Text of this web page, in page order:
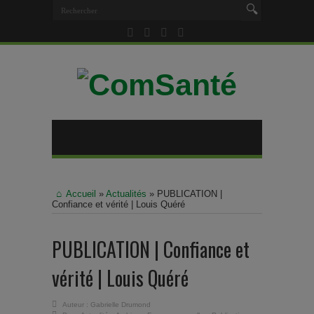
Accueil » Actualités » PUBLICATION |
Confiance et vérité | Louis Quéré
PUBLICATION | Confiance et
vérité | Louis Quéré
Auteur : Gabrielle Drumond